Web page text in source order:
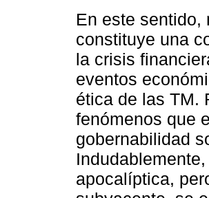
En este sentido,
constituye una
la crisis
eventos
ética de las TM.
fenómenos que
gobernabilidad
apocalíptica,